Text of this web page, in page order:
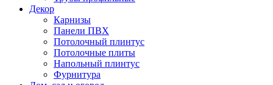
Декор
Карнизы
Панели ПВХ
Потолочный плинтус
Потолочные плиты
Напольный плинтус
Фурнитура